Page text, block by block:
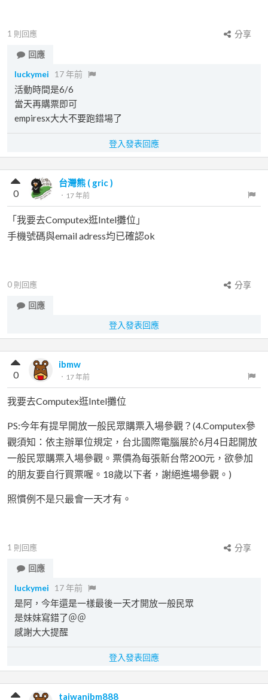
1 則回應
分享
回應
luckymei
17 年前
活動時間是6/6
當天再購票即可
empiresx大大不要跑錯場了
登入發表回應
台灣熊 ( gric )
． 17 年前
0
「我要去Computex逛Intel攤位」
手機號碼與email adress均已確認ok
0 則回應
分享
回應
登入發表回應
ibmw
． 17 年前
0
我要去Computex逛Intel攤位
PS:今年有提早開放一般民眾購票入場參觀？(4.Computex參
觀須知：依主辦單位規定，台北國際電腦展於6月4日起開放
一般民眾購票入場參觀。票價為每張新台幣200元，欲參加
的朋友要自行買票喔。18歲以下者，謝絕進場參觀。)
照慣例不是只最會一天才有。
1 則回應
分享
回應
luckymei
17 年前
是阿，今年還是一樣最後一天才開放一般民眾
是妹妹寫錯了＠＠
感謝大大提醒
登入發表回應
taiwanibm888